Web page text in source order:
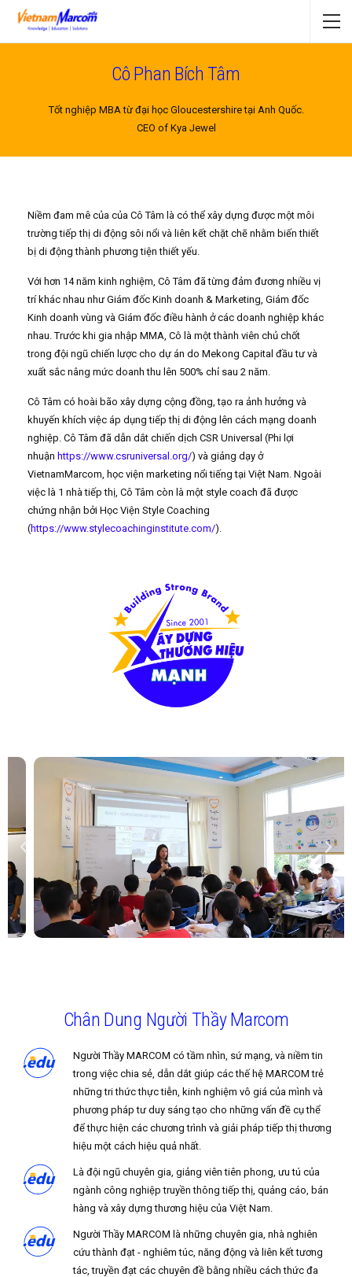
Cô Phan Bích Tâm
Tốt nghiệp MBA từ đại học Gloucestershire tại Anh Quốc.
CEO of Kya Jewel
Niềm đam mê của của Cô Tâm là có thể xây dựng được một môi
trường tiếp thị di động sôi nổi và liên kết chặt chẽ nhằm biến thiết
bị di động thành phương tiện thiết yếu.
Với hơn 14 năm kinh nghiệm, Cô Tâm đã từng đảm đương nhiều vị
trí khác nhau như Giám đốc Kinh doanh & Marketing, Giám đốc
Kinh doanh vùng và Giám đốc điều hành ở các doanh nghiệp khác
nhau. Trước khi gia nhập MMA, Cô là một thành viên chủ chốt
trong đội ngũ chiến lược cho dự án do Mekong Capital đầu tư và
xuất sắc nâng mức doanh thu lên 500% chỉ sau 2 năm.
Cô Tâm có hoài bão xây dựng cộng đồng, tạo ra ảnh hưởng và
khuyến khích việc áp dụng tiếp thị di động lên cách mạng doanh
nghiệp. Cô Tâm đã dẫn dắt chiến dịch CSR Universal (Phi lợi
nhuận https://www.csruniversal.org/) và giảng dạy ở
VietnamMarcom, học viện marketing nổi tiếng tại Việt Nam. Ngoài
việc là 1 nhà tiếp thị, Cô Tâm còn là một style coach đã được
chứng nhận bởi Học Viện Style Coaching
(https://www.stylecoachinginstitute.com/).
Chân Dung Người Thầy Marcom
Người Thầy MARCOM có tầm nhìn, sứ mạng, và niềm tin
trong việc chia sẻ, dẫn dắt giúp các thế hệ MARCOM trẻ
những tri thức thực tiễn, kinh nghiệm vô giá của mình và
phương pháp tư duy sáng tạo cho những vấn đề cụ thể
để thực hiện các chương trình và giải pháp tiếp thị thương
hiệu một cách hiệu quả nhất.
Là đội ngũ chuyên gia, giảng viên tiên phong, ưu tú của
ngành công nghiệp truyền thông tiếp thị, quảng cáo, bán
hàng và xây dựng thương hiệu của Việt Nam.
Người Thầy MARCOM là những chuyên gia, nhà nghiên
cứu thành đạt - nghiêm túc, năng động và liên kết tương
tác, truyền đạt các chuyên đề bằng nhiều cách thức đa